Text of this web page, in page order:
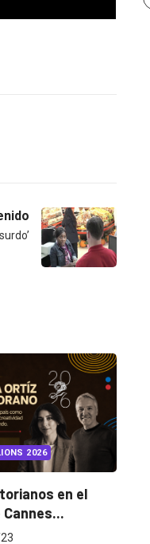
INSIGHTS UNCATEGORIZED
¿Cambiar de agencia
mejora una marca? La...
2026/07/22